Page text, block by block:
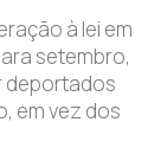
à lei em
setembro,
deportados
em vez dos